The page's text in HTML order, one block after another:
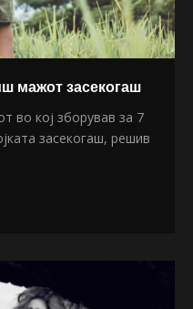
мажот засекогаш
во кој зборував за 7
засекогаш, решив